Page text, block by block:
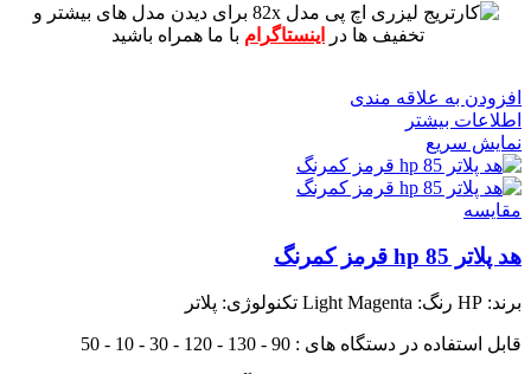
برای دیدن مدل های بیشتر و
تخفیف ها در
اینستاگرام با ما همراه باشید
افزودن به علاقه مندی
اطلاعات بیشتر
نمایش سریع
مقايسه
هد پلاتر 85 hp قرمز کمرنگ
برند: HP رنگ: Light Magenta تکنولوژی: پلاتر
قابل استفاده در دستگاه های : 90 - 130 - 120 - 30 - 10 - 50